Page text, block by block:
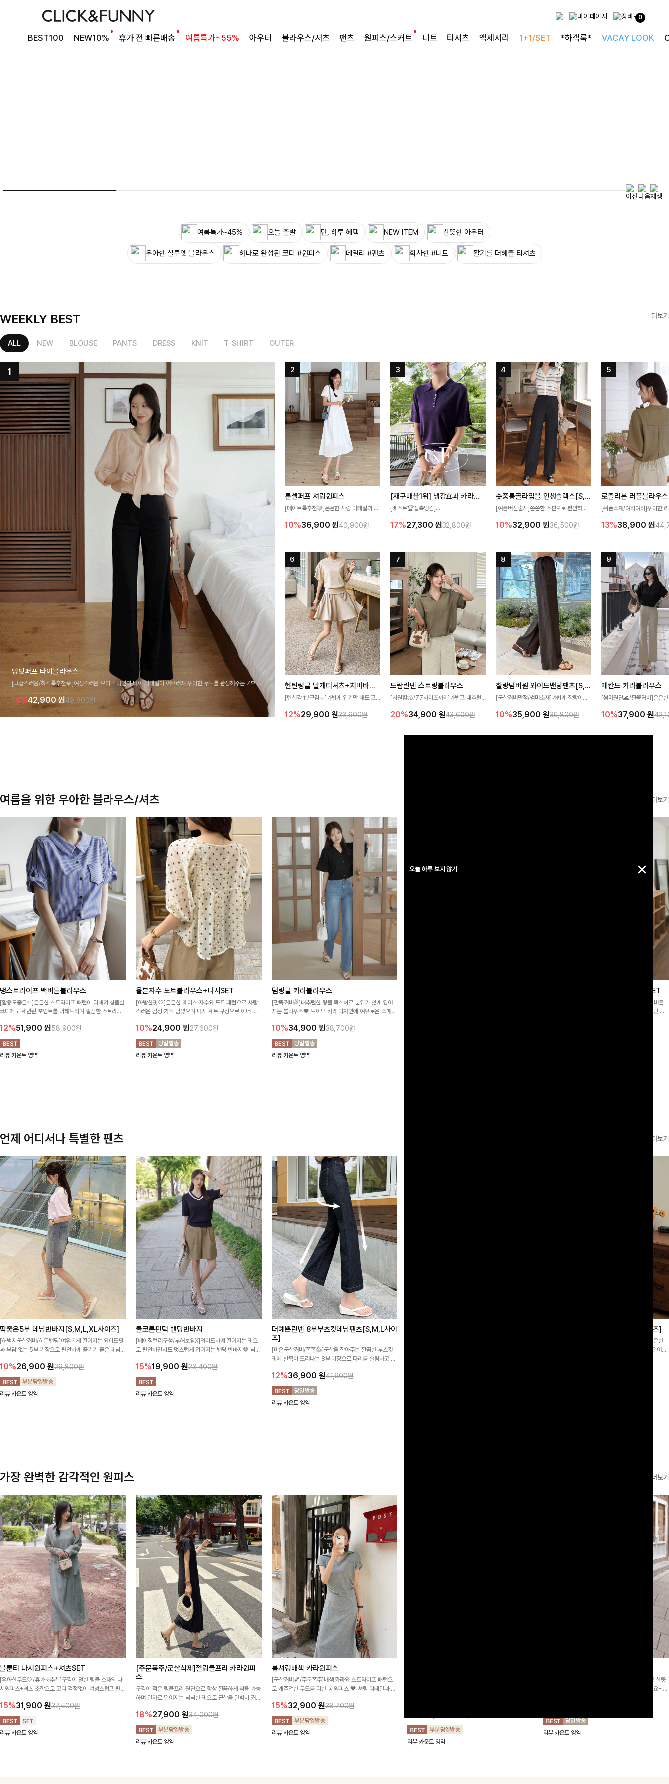
0
BEST100 NEW10% 휴가 전 빠른배송 여름특가~55% 아우터 블라우스/셔츠 팬츠 원피스/스커트 니트 티셔츠 액세서리 1+1/SET *하객룩* VACAY LOOK
오늘 하루 보지 않기
여름의 끝을 완성할
감각적인 원피스
특별한 날을 빛내는
하객룩의 정석
여름특가~45% 오늘 출발 단, 하루 혜택 NEW ITEM 산뜻한 아우터
우아한 실루엣 블라우스 하나로 완성된 코디 #원피스 데일리 #팬츠 화사한 #니트 활기를 더해줄 티셔츠
WEEKLY BEST 더보기
ALL NEW BLOUSE PANTS DRESS KNIT T-SHIRT OUTER
밍팃퍼프 타이블라우스
[고급스러움/하객룩추천💎]여성스러운 브이넥 라인과 타이 디테일이 어우러져 우아한 무드를 완성해주는 7부 블
라우스 🤍 여유로운 7부 소매로 편안하게 착용되며 데일리룩부터 출근룩, 하객룩까지 세련된 스타일링을 연출하
기 좋은 아이템이에요
14%42,900 원49,800원
룬셀퍼프 셔링원피스
[데이트룩추천🩷]은은한 셔링 디테일과 퍼
성해주는 원피스🤍 허리 스모크 밴딩이 슬
즐기기 좋아요
10%36,900 원40,900원
[재구매율1위] 냉감효과 카라니트
[베스트🏆접촉냉감]
고 가벼운 소재감으로 여름에도 시원하게
17%27,300 원32,800원
숏중롱골라입을 인생슬랙스[S,M,L,XL사이즈]
[여름버전출시]쫀쫀한 스판으로 편안하게
숏·기본·롱 기장과 와이드·부츠컷 핏까지 취
10%32,900 원36,500원
로즐리본 러플블라우스
[쉬폰소재/여리여리]우아한
분위기를 더해주는 블라우스
좋아요
13%38,900 원
헨틴링클 날개티셔츠+치마바지SET
[텐션감↑/구김↓]가볍게 입기만 해도 코
게 퍼지는 프릴 날개 소매가 우아한 포인트
12%29,900 원33,900원
드람린넨 스트링블라우스
[시원함🧊/77사이즈까지]가볍고 내추럴
없는 슬릿 카라 디자인이 얼굴선을 더욱 시
20%34,900 원43,600원
찰랑넘버원 와이드밴딩팬츠[S,M,L사이즈]
[군살커버만점/썸머소재]가볍게 찰랑이는
편안하게 착용하실 수 있는 팬츠입니다 🖤
감 있는 착용감을 더해드려요!
10%35,900 원39,800원
메칸드 카라블라우스
[썸머원단🌊/팔뚝커버]은은
세련된 무드를 연출해주는 블
은 베이직한 디자인!
10%37,900 원
여름을 위한 우아한 블라우스/셔츠 더보기
댕스트라이프 백버튼블라우스
[활용도좋은✨]은은한 스트라이프 패턴이 더해져 심플한
코디에도 세련된 포인트를 더해드리며 깔끔한 스트라이
12%51,900 원58,900원
리뷰 카운트 영역
율븐자수 도트블라우스+나시SET
[아방한핏🤍]은은한 레이스 자수와 도트 패턴으로 사랑
스러운 감성 가득 담았으며 나시 세트 구성으로 이너 걱
10%24,900 원27,600원
리뷰 카운트 영역
덤링클 카라블라우스
[팔뚝커버✌]내추럴한 링클 텍스처로 분위기 있게 입어
지는 블라우스🖤 브이넥 카라 디자인에 여유로운 소매핏
10%34,900 원38,700원
리뷰 카운트 영역
제딧레이어드 블라우스+플레어팬츠SET
[완성도높은💗]레이어드한 듯 자연스러운 나시와 버튼
원피스가 함께 구성된 세트 아이템입니다. 코디 고민 없
언제 어디서나 특별한 팬츠 더보기
딱좋은5부 데님반바지[S,M,L,XL사이즈]
[허벅지군살커버/히든밴딩]여유롭게 떨어지는 와이드핏
과 부담 없는 5부 기장으로 편안하게 즐기기 좋은 데님
디한 무드로 연출
10%26,900 원29,800원
리뷰 카운트 영역
쿨코튼핀턱 밴딩반바지
[베이직컬러구성/부해보임X]와이드하게 떨어지는 핏으
로 편안하면서도 멋스럽게 입어지는 밴딩 반바지🤎 넉넉
높게 즐겨지는 아이템!
15%19,900 원23,400원
리뷰 카운트 영역
더예쁜린넨 8부부츠컷데님팬츠[S,M,L사이
즈]
[미운군살커버/쫀쫀👍]군살을 잡아주는 깔끔한 부츠컷
핏에 발목이 드러나는 8부 기장으로 다리를 슬림하고 길
요~!
12%36,900 원41,900원
리뷰 카운트 영역
쿨링버튼 8부와이드팬츠[FREE,L사이즈]
[바스락소재💙/8부기장]사이드 버튼 디테일이 은은한
포인트가 되어주는 와이드 팬츠입니다. 여유롭게 떨어지
가장 완벽한 감각적인 원피스 더보기
블룬티 나시원피스+셔츠SET
[우아한무드🤍/휴가룩추천]구김이 덜한 링클 소재의 나
시원피스+셔츠 조합으로 코디 걱정없이 여성스럽고 편안
15%31,900 원37,500원
리뷰 카운트 영역
[주문폭주/군살삭제]젤링클프리 카라원피
스
구김이 적은 링클프리 원단으로 항상 깔끔하게 착용 가능
하며 일자로 떨어지는 넉넉한 핏으로 군살을 완벽히 커버
18%27,900 원34,000원
리뷰 카운트 영역
롬셔링배색 카라원피스
[군살커버💕/주문폭주]배색 카라와 스트라이프 패턴으
로 캐주얼한 무드를 더한 롱 원피스 🖤 셔링 디테일과 쫀
15%32,900 원38,700원
리뷰 카운트 영역
리뷰 카운트 영역
[청순무드/체형커버]꾸안꾸 무드의 정석🤍 가볍고 산뜻
한 착용감으로 여름 내내 손이 자주 가는 원피스예요- 은
리뷰 카운트 영역